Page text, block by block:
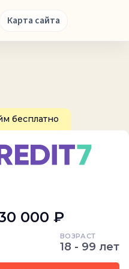
Карта сайта
бесплатно
000 ₽
ВОЗРАСТ
18 - 99 лет